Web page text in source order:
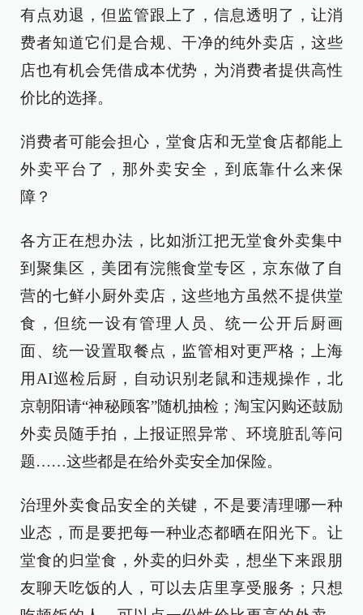
有点劝退，但监管跟上了，信息透明了，让消
费者知道它们是合规、干净的纯外卖店，这些
店也有机会凭借成本优势，为消费者提供高性
价比的选择。
消费者可能会担心，堂食店和无堂食店都能上
外卖平台了，那外卖安全，到底靠什么来保
障？
各方正在想办法，比如浙江把无堂食外卖集中
到聚集区，美团有浣熊食堂专区，京东做了自
营的七鲜小厨外卖店，这些地方虽然不提供堂
食，但统一设有管理人员、统一公开后厨画
面、统一设置取餐点，监管相对更严格；上海
用AI巡检后厨，自动识别老鼠和违规操作，北
京朝阳请“神秘顾客”随机抽检；淘宝闪购还鼓励
外卖员随手拍，上报证照异常、环境脏乱等问
题……这些都是在给外卖安全加保险。
治理外卖食品安全的关键，不是要清理哪一种
业态，而是要把每一种业态都晒在阳光下。让
堂食的归堂食，外卖的归外卖，想坐下来跟朋
友聊天吃饭的人，可以去店里享受服务；只想